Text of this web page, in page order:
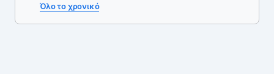
Όλο το χρονικό